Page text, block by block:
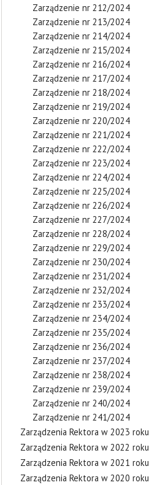
Zarządzenie nr 212/2024
Zarządzenie nr 213/2024
Zarządzenie nr 214/2024
Zarządzenie nr 215/2024
Zarządzenie nr 216/2024
Zarządzenie nr 217/2024
Zarządzenie nr 218/2024
Zarządzenie nr 219/2024
Zarządzenie nr 220/2024
Zarządzenie nr 221/2024
Zarządzenie nr 222/2024
Zarządzenie nr 223/2024
Zarządzenie nr 224/2024
Zarządzenie nr 225/2024
Zarządzenie nr 226/2024
Zarządzenie nr 227/2024
Zarządzenie nr 228/2024
Zarządzenie nr 229/2024
Zarządzenie nr 230/2024
Zarządzenie nr 231/2024
Zarządzenie nr 232/2024
Zarządzenie nr 233/2024
Zarządzenie nr 234/2024
Zarządzenie nr 235/2024
Zarządzenie nr 236/2024
Zarządzenie nr 237/2024
Zarządzenie nr 238/2024
Zarządzenie nr 239/2024
Zarządzenie nr 240/2024
Zarządzenie nr 241/2024
Zarządzenia Rektora w 2023 roku
Zarządzenia Rektora w 2022 roku
Zarządzenia Rektora w 2021 roku
Zarządzenia Rektora w 2020 roku